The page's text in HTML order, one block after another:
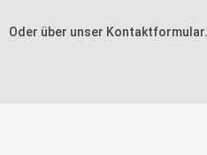
Oder über unser Kontaktformular.